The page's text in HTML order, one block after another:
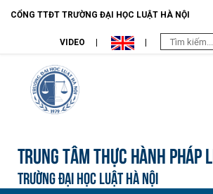
CỔNG TTĐT TRƯỜNG ĐẠI HỌC LUẬT HÀ NỘI
VIDEO
Trung tâm Thực hành pháp
TRƯỜNG ĐẠI HỌC LUẬT HÀ NỘI